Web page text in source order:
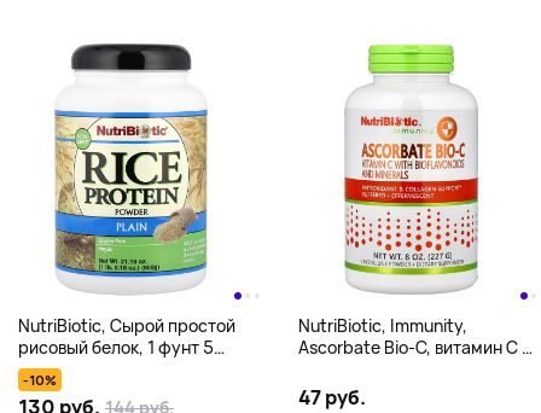
NutriBiotic, Сырой простой
рисовый белок, 1 фунт 5
унций (600 г)
-10%
130 руб. 144 руб.
NutriBiotic, Immunity,
Ascorbate Bio-C, витамин C с
минералами в порошке, 227 г
47 руб.